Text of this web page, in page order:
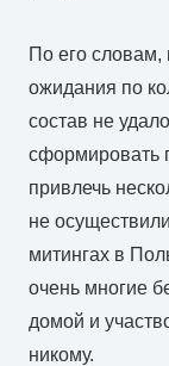
По его словам,
ожидания по
состав не
сформировать
привлечь
не
митингах в
очень многие
домой и
никому.